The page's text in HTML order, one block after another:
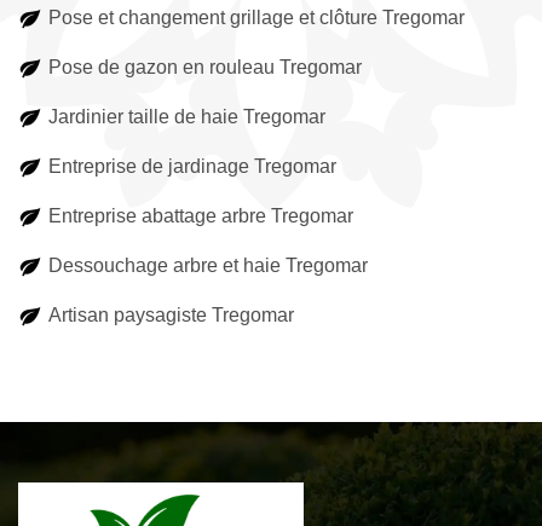
Pose et changement grillage et clôture Tregomar
Pose de gazon en rouleau Tregomar
Jardinier taille de haie Tregomar
Entreprise de jardinage Tregomar
Entreprise abattage arbre Tregomar
Dessouchage arbre et haie Tregomar
Artisan paysagiste Tregomar